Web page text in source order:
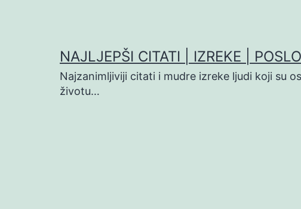
NAJLJEPŠI CITATI | IZREKE |
Najzanimljiviji citati i mudre izreke ljudi koji su
životu…